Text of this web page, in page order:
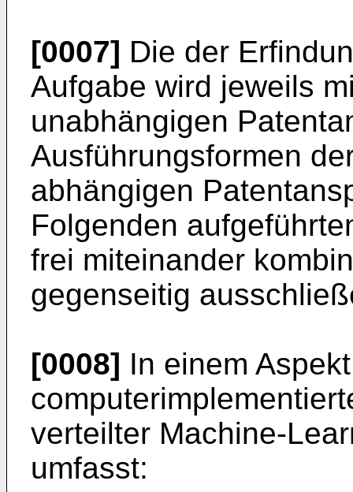
[0007] Die der
Aufgabe wird jeweils
unabhängigen
Ausführungsformen
abhängigen
Folgenden
frei miteinander
gegenseitig
[0008] In einem
verteilter Machine-
umfasst: